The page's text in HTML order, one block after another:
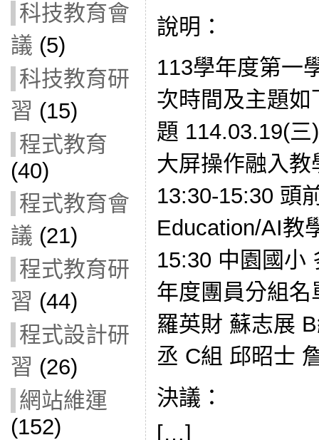
科技教育會
議 (5)
科技教育研
習 (15)
程式教育
(40)
程式教育會
議 (21)
程式教育研
習 (44)
程式設計研
習 (26)
網站維運
(152)
說明：
113學年度第一
次時間及主題
題 114.03.19(
大屏操作融入
13:30-15:30 頭
Education/AI教
15:30 中園國小
年度團員分組
羅英財 蘇志展
丞 C組 邱昭士
決議：
[…]